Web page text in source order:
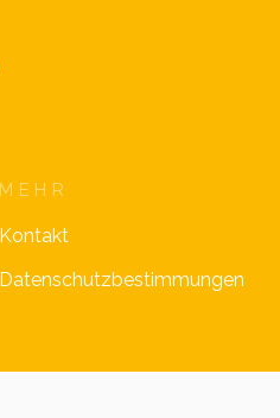
MEHR
Kontakt
Datenschutzbestimmungen